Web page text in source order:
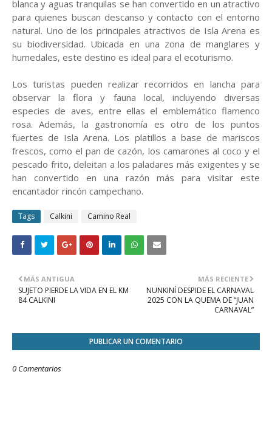
blanca y aguas tranquilas se han convertido en un atractivo
para quienes buscan descanso y contacto con el entorno
natural. Uno de los principales atractivos de Isla Arena es
su biodiversidad. Ubicada en una zona de manglares y
humedales, este destino es ideal para el ecoturismo.
Los turistas pueden realizar recorridos en lancha para
observar la flora y fauna local, incluyendo diversas
especies de aves, entre ellas el emblemático flamenco
rosa. Además, la gastronomía es otro de los puntos
fuertes de Isla Arena. Los platillos a base de mariscos
frescos, como el pan de cazón, los camarones al coco y el
pescado frito, deleitan a los paladares más exigentes y se
han convertido en una razón más para visitar este
encantador rincón campechano.
Tags Calkini Camino Real
MÁS RECIENTE
NUNKINÍ DESPIDE EL CARNAVAL
2025 CON LA QUEMA DE “JUAN
CARNAVAL”
MÁS ANTIGUA
SUJETO PIERDE LA VIDA EN EL KM
84 CALKINI
PUBLICAR UN COMENTARIO
0 Comentarios